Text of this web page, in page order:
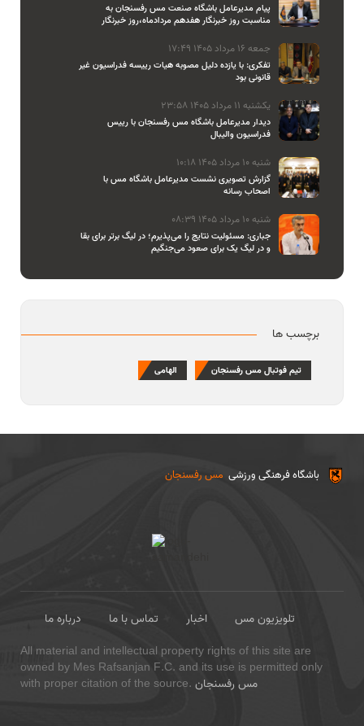
پیام مدیرعامل باشگاه صنعت مس رفسنجان به
مناسبت روز خبرنگار هفدهم مردادماه،روز خبرنگار
جمعه 16 مرداد 1405 17:49
تفکری: با یازده دلیل مصوبه هیات رییسه فدراسیون غیر
قانونی بود
یکشنبه 11 مرداد 1405 23:58
دیدار مدیرعامل باشگاه مس رفسنجان با رییس
فدراسیون والیبال
شنبه 10 مرداد 1405 10:18
گزارش تصویری نشست مدیرعامل باشگاه مس با
اصحاب رسانه
شنبه 10 مرداد 1405 08:39
جباری: مسئولیت نتایج را می‌پذیرم؛ در لیگ برتر برای بقا
و در لیگ یک برای صعود می‌جنگیم
برچسب ها
تیم فوتبال مس رفسنجان الهامی
مس رفسنجان باشگاه فرهنگی ورزشی
درباره ما تماس با ما اخبار
تلویزیون مس
All material and intellectual property rights of this site are
owned by Mes Rafsanjan F.C. and its use is permitted only
with proper citation of the source. مس رفسنجان